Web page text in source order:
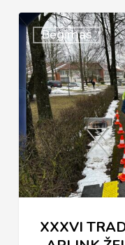
Bėgimas
XXXVI
TRADICINIS
BĖGIMAS
„APLINK
ŽELVOS
EŽERĄ“
(NUOSTATAI)
XXXVI